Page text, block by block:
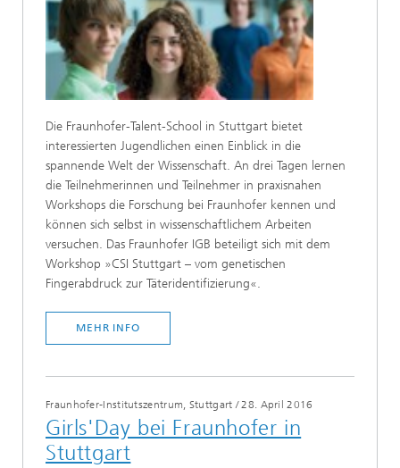
Die Fraunhofer-Talent-School in Stuttgart bietet
interessierten Jugendlichen einen Einblick in die
spannende Welt der Wissenschaft. An drei Tagen lernen
die Teilnehmerinnen und Teilnehmer in praxisnahen
Workshops die Forschung bei Fraunhofer kennen und
können sich selbst in wissenschaftlichem Arbeiten
versuchen. Das Fraunhofer IGB beteiligt sich mit dem
Workshop »CSI Stuttgart – vom genetischen
Fingerabdruck zur Täteridentifizierung«.
MEHR INFO
Fraunhofer-Institutszentrum, Stuttgart / 28. April 2016
Girls'Day bei Fraunhofer in
Stuttgart